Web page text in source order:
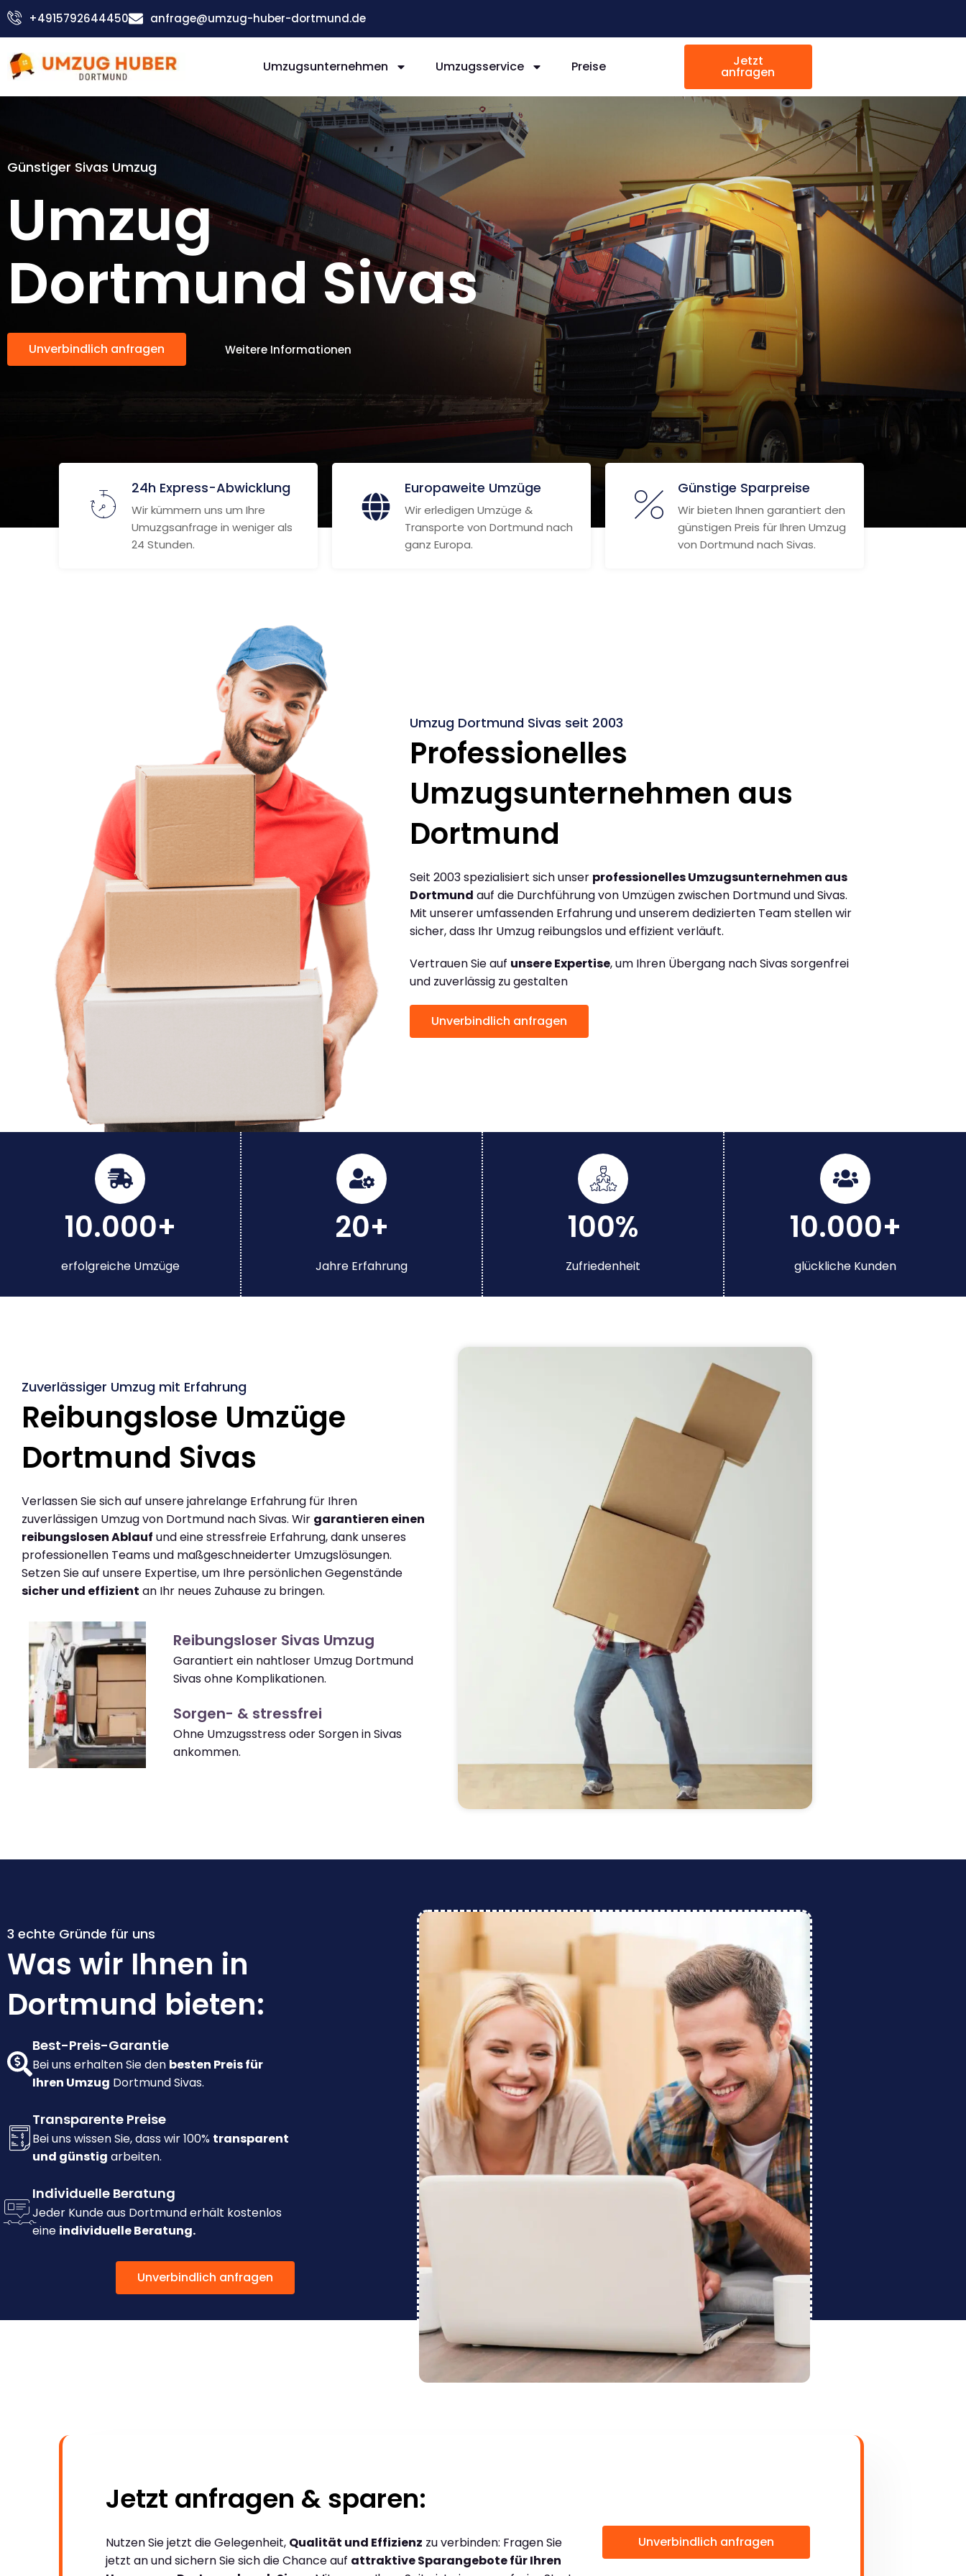
Zum
Inhalt
+4915792644450 anfrage@umzug-huber-dortmund.de
Umzugsunternehmen Umzugsservice Preise Jetzt
anfragen
Günstiger Sivas Umzug
Umzug
Dortmund Sivas
Unverbindlich anfragen Weitere Informationen
24h Express-Abwicklung
Wir kümmern uns um Ihre
Umuzgsanfrage in weniger als
24 Stunden.
Europaweite Umzüge
Wir erledigen Umzüge &
Transporte von Dortmund nach
ganz Europa.
Günstige Sparpreise
Wir bieten Ihnen garantiert den
günstigen Preis für Ihren Umzug
von Dortmund nach Sivas.
Umzug Dortmund Sivas seit 2003
Professionelles
Umzugsunternehmen aus
Dortmund
Seit 2003 spezialisiert sich unser professionelles Umzugsunternehmen aus
Dortmund auf die Durchführung von Umzügen zwischen Dortmund und Sivas.
Mit unserer umfassenden Erfahrung und unserem dedizierten Team stellen wir
sicher, dass Ihr Umzug reibungslos und effizient verläuft.
Vertrauen Sie auf unsere Expertise, um Ihren Übergang nach Sivas sorgenfrei
und zuverlässig zu gestalten
Unverbindlich anfragen
10.000+
erfolgreiche Umzüge
20+
Jahre Erfahrung
100%
Zufriedenheit
10.000+
glückliche Kunden
Zuverlässiger Umzug mit Erfahrung
Reibungslose Umzüge
Dortmund Sivas
Verlassen Sie sich auf unsere jahrelange Erfahrung für Ihren
zuverlässigen Umzug von Dortmund nach Sivas. Wir garantieren einen
reibungslosen Ablauf und eine stressfreie Erfahrung, dank unseres
professionellen Teams und maßgeschneiderter Umzugslösungen.
Setzen Sie auf unsere Expertise, um Ihre persönlichen Gegenstände
sicher und effizient an Ihr neues Zuhause zu bringen.
Reibungsloser Sivas Umzug
Garantiert ein nahtloser Umzug Dortmund
Sivas ohne Komplikationen.
Sorgen- & stressfrei
Ohne Umzugsstress oder Sorgen in Sivas
ankommen.
3 echte Gründe für uns
Was wir Ihnen in
Dortmund bieten:
Best-Preis-Garantie
Bei uns erhalten Sie den besten Preis für
Ihren Umzug Dortmund Sivas.
Transparente Preise
Bei uns wissen Sie, dass wir 100% transparent
und günstig arbeiten.
Individuelle Beratung
Jeder Kunde aus Dortmund erhält kostenlos
eine individuelle Beratung.
Unverbindlich anfragen
Jetzt anfragen & sparen:
Nutzen Sie jetzt die Gelegenheit, Qualität und Effizienz zu verbinden: Fragen Sie
jetzt an und sichern Sie sich die Chance auf attraktive Sparangebote für Ihren
Unverbindlich anfragen